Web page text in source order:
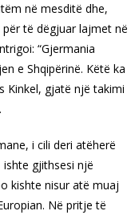
në mesditë dhe,
të dëgjuar lajmet në
“Gjermania
e Shqipërinë. Këtë ka
Kinkel, gjatë një takimi
i cili deri atëherë
gjithsesi një
kishte nisur atë muaj
Në pritje të